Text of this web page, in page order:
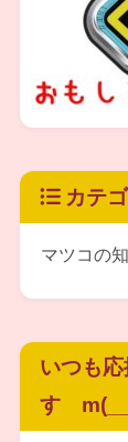
カテ
いつも
す